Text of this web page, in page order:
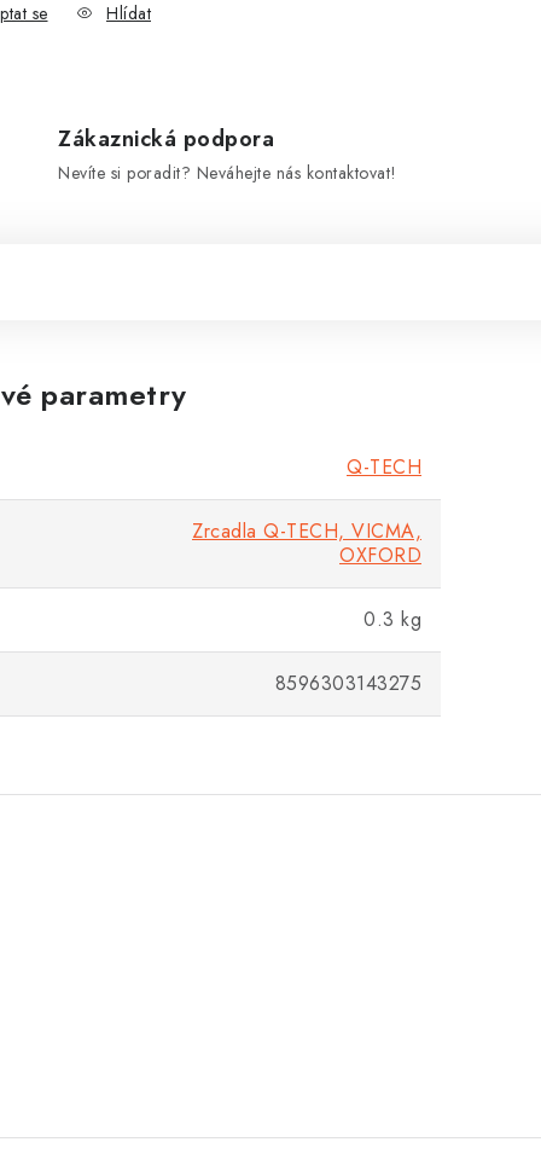
se Hlídat
Zákaznická podpora
Nevíte si poradit? Neváhejte nás kontaktovat!
parametry
Q-TECH
Zrcadla Q-TECH, VICMA,
OXFORD
0.3 kg
8596303143275